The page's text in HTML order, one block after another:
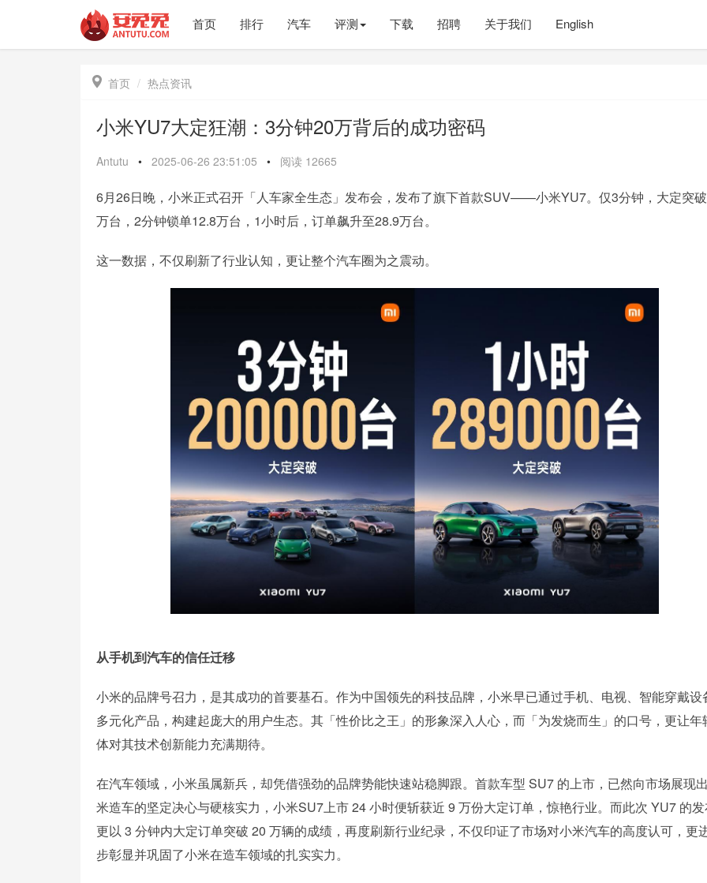
首页 排行 汽车 评测 下载 招聘 关于我们 English
 首页 热点资讯
小米YU7大定狂潮：3分钟20万背后的成功密码
Antutu • 2025-06-26 23:51:05 • 阅读 12665
6月26日晚，小米正式召开「人车家全生态」发布会，发布了旗下首款SUV——小米YU7。仅3分钟，大定突
万台，2分钟锁单12.8万台，1小时后，订单飙升至28.9万台。
这一数据，不仅刷新了行业认知，更让整个汽车圈为之震动。
从手机到汽车的信任迁移
小米的品牌号召力，是其成功的首要基石。作为中国领先的科技品牌，小米早已通过手机、电视、智能穿戴设
多元化产品，构建起庞大的用户生态。其「性价比之王」的形象深入人心，而「为发烧而生」的口号，更让年
体对其技术创新能力充满期待。
在汽车领域，小米虽属新兵，却凭借强劲的品牌势能快速站稳脚跟。首款车型 SU7 的上市，已然向市场展现
米造车的坚定决心与硬核实力，小米SU7上市 24 小时便斩获近 9 万份大定订单，惊艳行业。而此次 YU7 的
更以 3 分钟内大定订单突破 20 万辆的成绩，再度刷新行业纪录，不仅印证了市场对小米汽车的高度认可，更
步彰显并巩固了小米在造车领域的扎实实力。